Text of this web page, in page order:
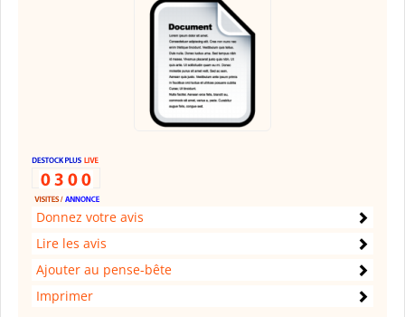
Donnez votre avis
Lire les avis
Ajouter au pense-bête
Imprimer